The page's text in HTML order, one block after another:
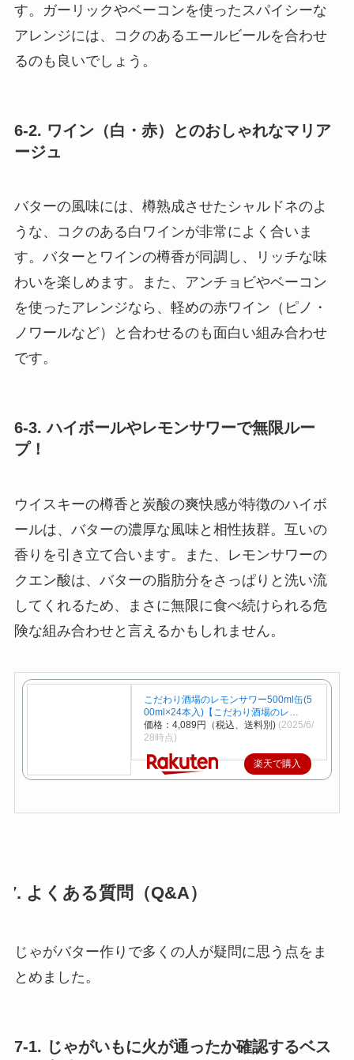
す。ガーリックやベーコンを使ったスパイシーな
アレンジには、コクのあるエールビールを合わせ
るのも良いでしょう。
6-2. ワイン（白・赤）とのおしゃれなマリア
ージュ
バターの風味には、樽熟成させたシャルドネのよ
うな、コクのある白ワインが非常によく合いま
す。バターとワインの樽香が同調し、リッチな味
わいを楽しめます。また、アンチョビやベーコン
を使ったアレンジなら、軽めの赤ワイン（ピノ・
ノワールなど）と合わせるのも面白い組み合わせ
です。
6-3. ハイボールやレモンサワーで無限ルー
プ！
ウイスキーの樽香と炭酸の爽快感が特徴のハイボ
ールは、バターの濃厚な風味と相性抜群。互いの
香りを引き立て合います。また、レモンサワーの
クエン酸は、バターの脂肪分をさっぱりと洗い流
してくれるため、まさに無限に食べ続けられる危
険な組み合わせと言えるかもしれません。
こだわり酒場のレモンサワー500ml缶(5
00ml×24本入)【こだわり酒場のレ…
価格：4,089円（税込、送料別) (2025/6/
28時点)
楽天で購入
7. よくある質問（Q&A）
じゃがバター作りで多くの人が疑問に思う点をま
とめました。
7-1. じゃがいもに火が通ったか確認するベス